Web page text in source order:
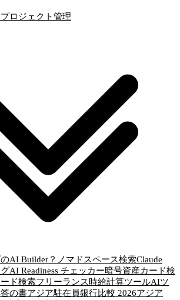
AI Builder？ ノマドスペース検索Claude
AI Readiness チェッカー暗号資産カード検
ド検索フリーランス時給計算ツールAIツ
の書アジア駐在員銀行比較 2026アジア
プロジェクト管理